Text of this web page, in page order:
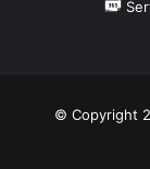
© Copyright